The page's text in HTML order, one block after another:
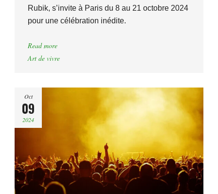
Rubik, s’invite à Paris du 8 au 21 octobre 2024
pour une célébration inédite.
Read more
Art de vivre
Oct
09
2024